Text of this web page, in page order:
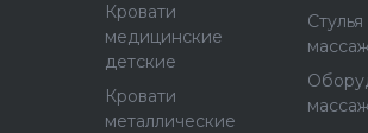
Кровати
медицинские
детские
Кровати
металлические